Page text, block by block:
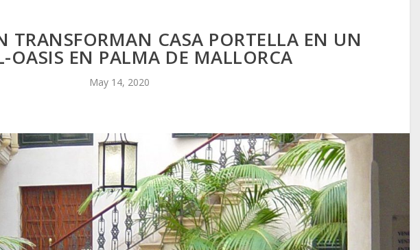
TRANSFORMAN CASA PORTELLA EN UN
OASIS EN PALMA DE MALLORCA
May 14, 2020